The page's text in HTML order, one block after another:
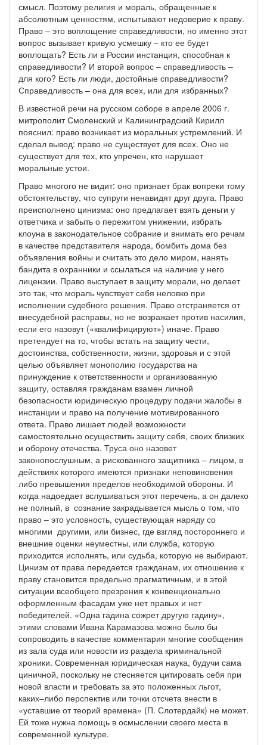
смысл. Поэтому религия и мораль, обращенные к
абсолютным ценностям, испытывают недоверие к праву.
Право – это воплощение справедливости, но именно этот
вопрос вызывает кривую усмешку – кто ее будет
воплощать? Есть ли в России инстанция, способная к
справедливости? И второй вопрос – справедливость –
для кого? Есть ли люди, достойные справедливости?
Справедливость – она для всех, или для избранных?
В известной речи на русском соборе в апреле 2006 г.
митрополит Смоленский и Калининградский Кирилл
пояснил: право возникает из моральных устремлений. И
сделал вывод: право не существует для всех. Оно не
существует для тех, кто упречен, кто нарушает
моральные устои.
Право многого не видит: оно признает брак вопреки тому
обстоятельству, что супруги ненавидят друг друга. Право
преисполнено цинизма: оно предлагает взять деньги у
ответчика и забыть о пережитом унижении, избрать
клоуна в законодательное собрание и внимать его речам
в качестве представителя народа, бомбить дома без
объявления войны и считать это дело миром, нанять
бандита в охранники и ссылаться на наличие у него
лицензии. Право выступает в защиту морали, но делает
это так, что мораль чувствует себя неловко при
исполнении судебного решения. Право отстраняется от
внесудебной расправы, но не возражает против насилия,
если его назовут («квалифицируют») иначе. Право
претендует на то, чтобы встать на защиту чести,
достоинства, собственности, жизни, здоровья и с этой
целью объявляет монополию государства на
принуждение к ответственности и организованную
защиту, оставляя гражданам взамен личной
безопасности юридическую процедуру подачи жалобы в
инстанции и право на получение мотивированного
ответа. Право лишает людей возможности
самостоятельно осуществить защиту себя, своих близких
и оборону отечества. Труса оно назовет
законопослушным, а рискованного защитника – лицом, в
действиях которого имеются признаки неповиновения
либо превышения пределов необходимой обороны. И
когда надоедает вслушиваться этот перечень, а он далеко
не полный, в сознание закрадывается мысль о том, что
право – это условность, существующая наряду со
многими другими, или бизнес, где взгляд постороннего и
внешние оценки неуместны, или служба, которую
приходится исполнять, или судьба, которую не выбирают.
Цинизм от права передается гражданам, их отношение к
праву становится предельно прагматичным, и в этой
ситуации всеобщего презрения к конвенционально
оформленным фасадам уже нет правых и нет
победителей. «Одна гадина сожрет другую гадину»,
этими словами Ивана Карамазова можно было бы
сопроводить в качестве комментария многие сообщения
из зала суда или новости из раздела криминальной
хроники. Современная юридическая наука, будучи сама
циничной, поскольку не стесняется цитировать себя при
новой власти и требовать за это положенных льгот,
каких–либо перспектив или точки отсчета внести в
«уставшие от теорий времена» (П. Слотердайк) не может.
Ей тоже нужна помощь в осмыслении своего места в
современной культуре.